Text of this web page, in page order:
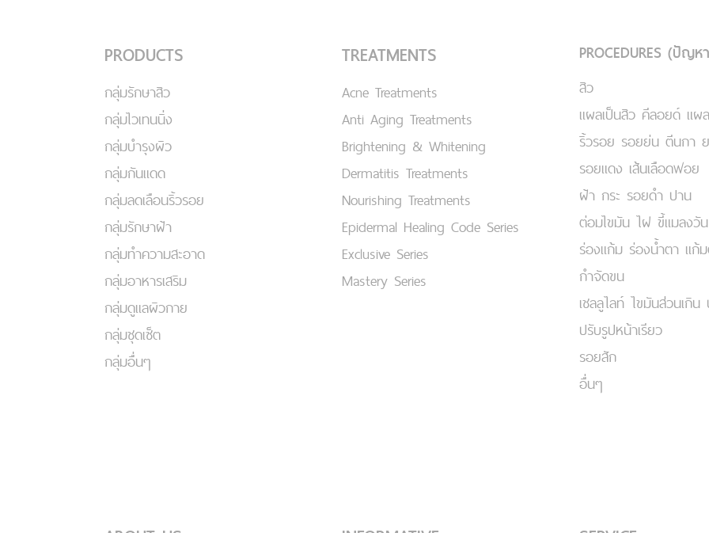
PRODUCTS
กลุ่มรักษาสิว
กลุ่มไวเทนนิ่ง
กลุ่มบำรุงผิว
กลุ่มกันแดด
กลุ่มลดเลือนริ้วรอย
กลุ่มรักษาฝ้า
กลุ่มทำความสะอาด
กลุ่มอาหารเสริม
กลุ่มดูแลผิวกาย
กลุ่มชุดเซ็ต
กลุ่มอื่นๆ
TREATMENTS
Acne Treatments
Anti Aging Treatments
Brightening & Whitening
Dermatitis Treatments
Nourishing Treatments
Epidermal Healing Code Series
Exclusive Series
Mastery Series
PROCEDURES (ปัญห
สิว
แผลเป็นสิว คีลอยด์ แผ
ริ้วรอย รอยย่น ตีนกา
รอยแดง เส้นเลือดฟอย
ฝ้า กระ รอยดำ ปาน
ต่อมไขมัน ไฝ ขี้แมลงวั
ร่องแก้ม ร่องน้ำตา แก้
กำจัดขน
เชลลูไลท์ ไขมันส่วนเกิน
ปรับรูปหน้าเรียว
รอยสัก
อื่นๆ